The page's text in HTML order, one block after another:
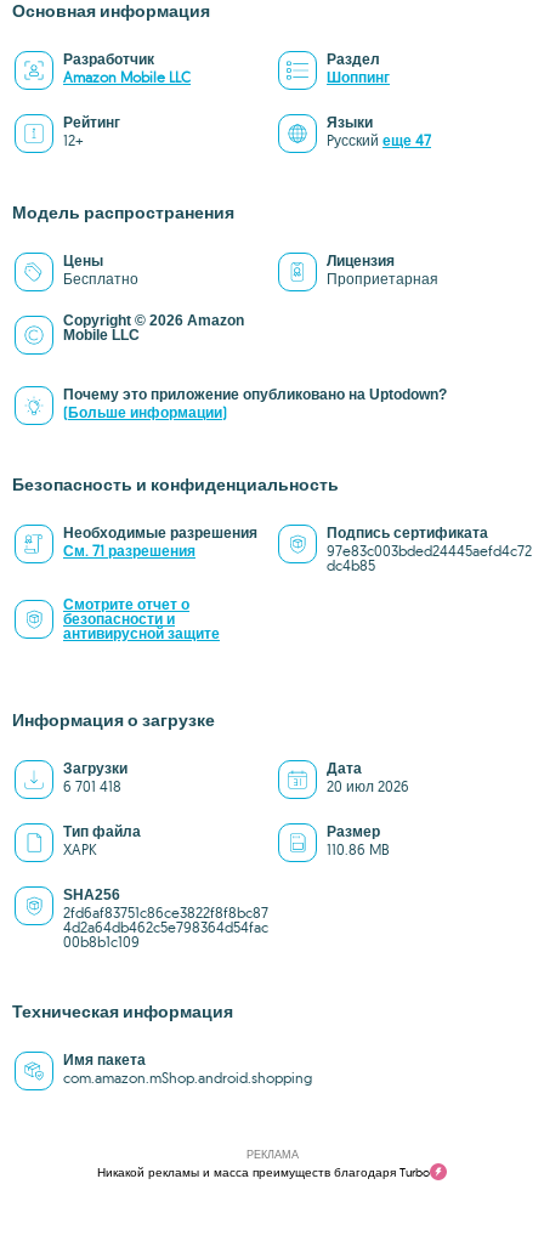
Основная информация
Разработчик
Amazon Mobile LLC
Раздел
Шоппинг
Рейтинг
12+
Языки
Pусский еще 47
Модель распространения
Цены
Бесплатно
Лицензия
Проприетарная
Copyright © 2026 Amazon
Mobile LLC
Почему это приложение опубликовано на Uptodown?
(Больше информации)
Безопасность и конфиденциальность
Необходимые разрешения
См. 71 разрешения
Подпись сертификата
97e83c003bded24445aefd4c72
dc4b85
Смотрите отчет о
безопасности и
антивирусной защите
Информация о загрузке
Загрузки
6 701 418
Дата
20 июл 2026
Тип файла
XAPK
Размер
110.86 MB
SHA256
2fd6af83751c86ce3822f8f8bc87
4d2a64db462c5e798364d54fac
00b8b1c109
Техническая информация
Имя пакета
com.amazon.mShop.android.shopping
РЕКЛАМА
Никакой рекламы и масса преимуществ благодаря Turbo